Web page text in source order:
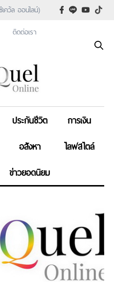
เคว้ล ออนไลน์)
ติดต่อเรา
ประกันชีวิต
การเงิน
อสังหา
ไลฟสไตล์
ข่าวยอดนิยม